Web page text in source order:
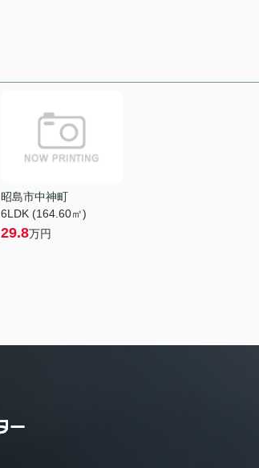
昭島市中神町
6LDK (164.60㎡)
29.8万円